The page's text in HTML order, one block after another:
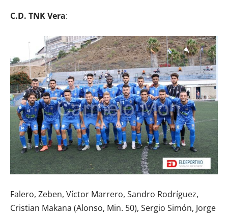
C.D. TNK Vera:
Falero, Zeben, Víctor Marrero, Sandro Rodríguez,
Cristian Makana (Alonso, Min. 50), Sergio Simón, Jorge